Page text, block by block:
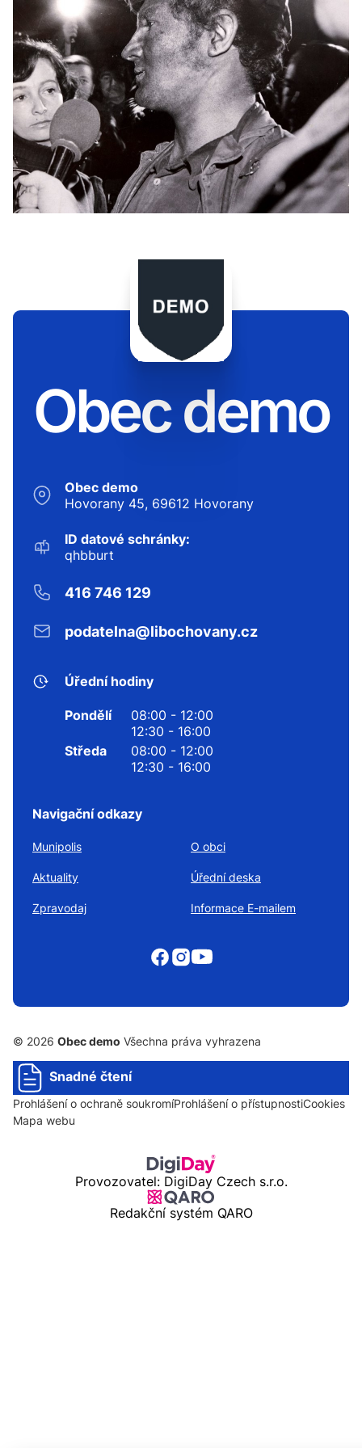
Obec demo
Obec demo
Hovorany 45, 69612 Hovorany
ID datové schránky:
qhbburt
416 746 129
podatelna@libochovany.cz
Úřední hodiny
Pondělí
08:00 - 12:00
12:30 - 16:00
Středa
08:00 - 12:00
12:30 - 16:00
Navigační odkazy
Munipolis O obci
Aktuality Úřední deska
Zpravodaj Informace E-mailem
© 2026 Obec demo Všechna práva vyhrazena
Snadné čtení
Prohlášení o ochraně soukromíProhlášení o přístupnostiCookies
Mapa webu
Provozovatel: DigiDay Czech s.r.o.
Redakční systém QARO